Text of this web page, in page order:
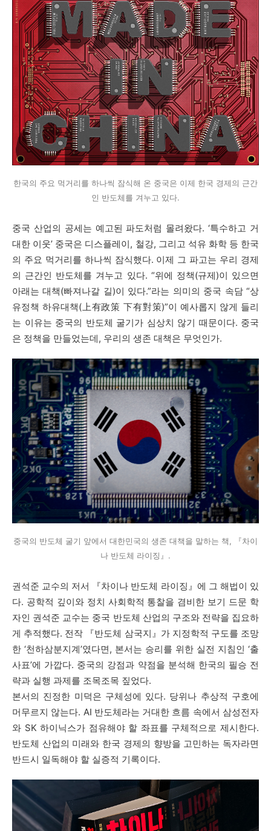
한국의 주요 먹거리를 하나씩 잠식해 온 중국은 이제 한국 경제의 근간
인 반도체를 겨누고 있다.
중국 산업의 공세는 예고된 파도처럼 몰려왔다. ‘특수하고 거
대한 이웃’ 중국은 디스플레이, 철강, 그리고 석유 화학 등 한국
의 주요 먹거리를 하나씩 잠식했다. 이제 그 파고는 우리 경제
의 근간인 반도체를 겨누고 있다. “위에 정책(규제)이 있으면
아래는 대책(빠져나갈 길)이 있다.”라는 의미의 중국 속담“상
유정책 하유대책(上有政策 下有對策)”이 예사롭지 않게 들리
는 이유는 중국의 반도체 굴기가 심상치 않기 때문이다. 중국
은 정책을 만들었는데, 우리의 생존 대책은 무엇인가.
중국의 반도체 굴기 앞에서 대한민국의 생존 대책을 말하는 책, 『차이
나 반도체 라이징』.
권석준 교수의 저서 『차이나 반도체 라이징 』 에 그 해법이 있
다. 공학적 깊이와 정치 사회학적 통찰을 겸비한 보기 드문 학
자인 권석준 교수는 중국 반도체 산업의 구조와 전략을 집요하
게 추적했다. 전작 『반도체 삼국지 』 가 지정학적 구도를 조망
한 ‘천하삼분지계’였다면, 본서는 승리를 위한 실전 지침인 ‘출
사표’에 가깝다. 중국의 강점과 약점을 분석해 한국의 필승 전
략과 실행 과제를 조목조목 짚었다.
본서의 진정한 미덕은 구체성에 있다. 당위나 추상적 구호에
머무르지 않는다. AI 반도체라는 거대한 흐름 속에서 삼성전자
와 SK하이닉스가 점유해야 할 좌표를 구체적으로 제시한다.
반도체 산업의 미래와 한국 경제의 향방을 고민하는 독자라면
반드시 일독해야 할 실증적 기록이다.